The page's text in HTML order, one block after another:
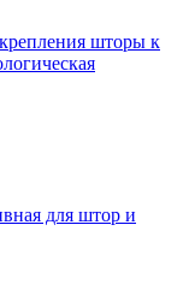
шторы к
для штор и